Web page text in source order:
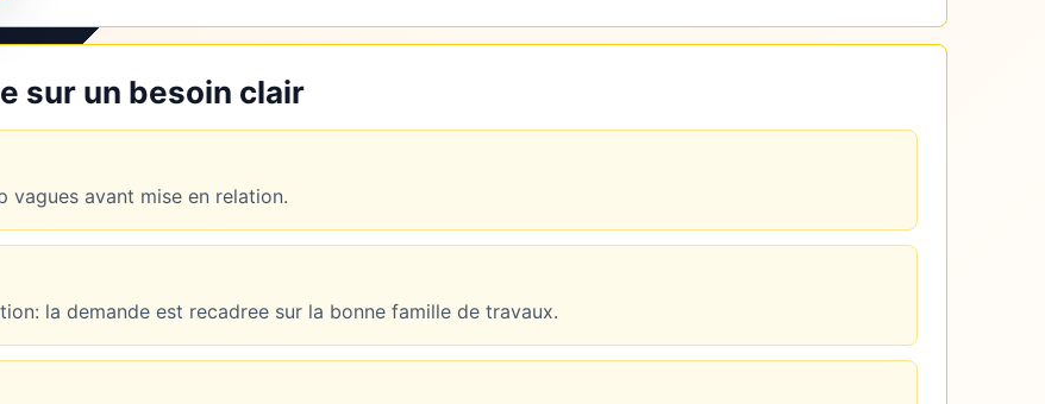
sur un besoin clair
vagues avant mise en relation.
la demande est recadree sur la bonne famille de travaux.